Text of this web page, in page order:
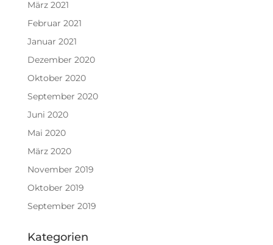
März 2021
Februar 2021
Januar 2021
Dezember 2020
Oktober 2020
September 2020
Juni 2020
Mai 2020
März 2020
November 2019
Oktober 2019
September 2019
Kategorien